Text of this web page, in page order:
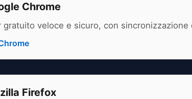
Chrome
gratuito veloce e sicuro, con
Firefox